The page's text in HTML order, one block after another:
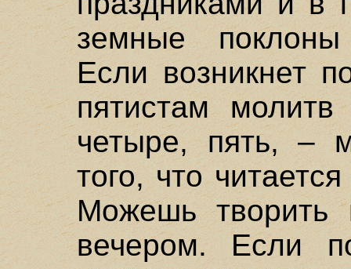
земные
Если возникнет
пятистам
четыре, пять, –
того, что
Можешь
вечером. Если